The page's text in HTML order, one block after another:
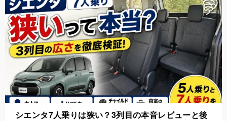
シエンタ7人乗りは狭い？3列目の本音レビューと後